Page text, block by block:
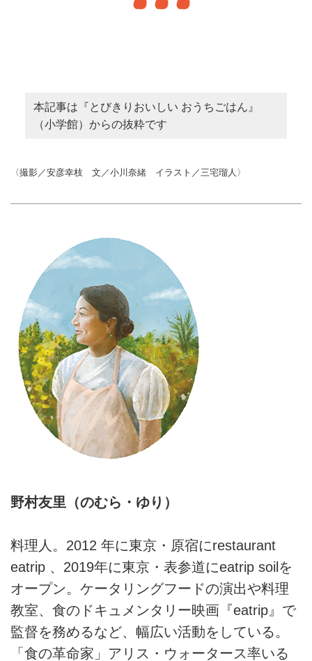
本記事は『とびきりおいしい おうちごはん』
（小学館）からの抜粋です
〈撮影／安彦幸枝 文／小川奈緒 イラスト／三宅瑠人〉
野村友里（のむら・ゆり）
料理人。2012 年に東京・原宿にrestaurant
eatrip 、2019年に東京・表参道にeatrip soilを
オープン。ケータリングフードの演出や料理
教室、食のドキュメンタリー映画『eatrip』で
監督を務めるなど、幅広い活動をしている。
「食の革命家」アリス・ウォータース率いる